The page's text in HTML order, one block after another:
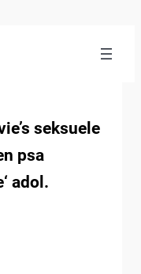
seksuele
psa
adol.